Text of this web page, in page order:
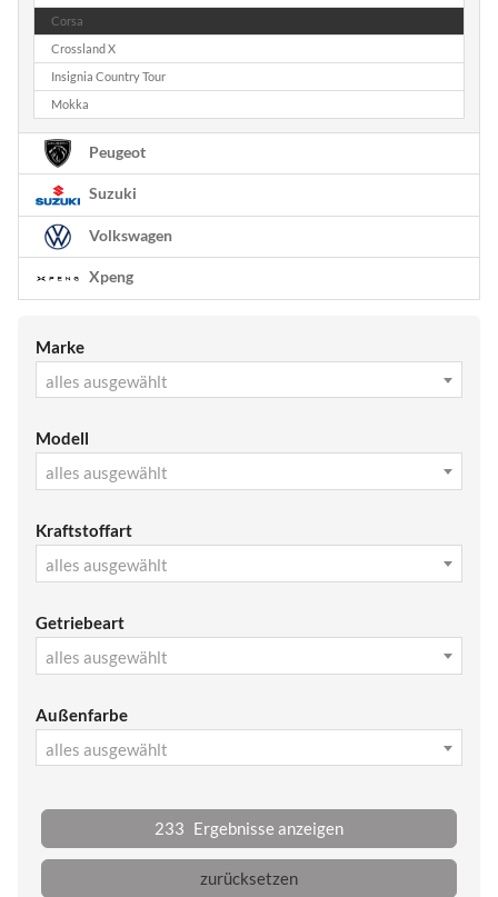
Corsa
Crossland X
Insignia Country Tour
Mokka
Peugeot
Suzuki
Volkswagen
Xpeng
Marke
alles ausgewählt
Modell
alles ausgewählt
Kraftstoffart
alles ausgewählt
Getriebeart
alles ausgewählt
Außenfarbe
alles ausgewählt
233 Ergebnisse anzeigen
zurücksetzen